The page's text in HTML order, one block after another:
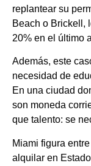
replantear su
Beach o Brickell,
20% en el último
Además, este
necesidad de
En una ciudad
son moneda
que talento: se
Miami figura
alquilar en